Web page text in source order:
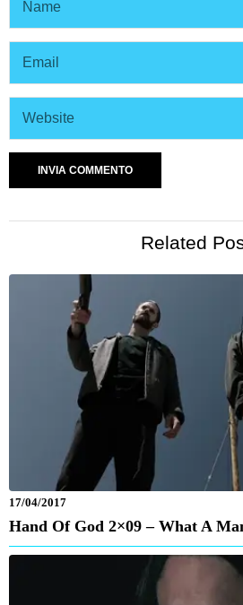
Related
17/04/2017
Hand Of God 2×09 – What A